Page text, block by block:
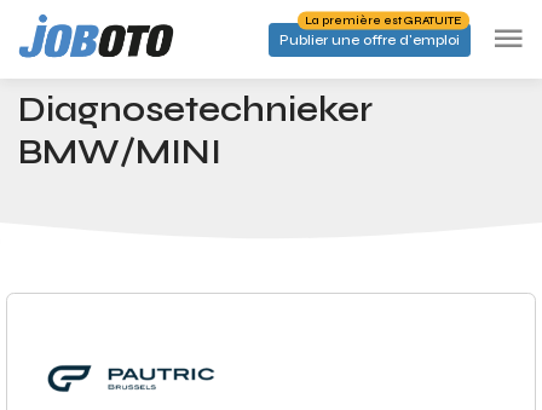
Skip to main content
Publier une offre d'emploi
La première est GRATUITE
Accueil Emplois Diagnosetechnieker BMW/MINI
Diagnosetechnieker
BMW/MINI